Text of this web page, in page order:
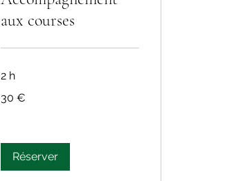
aux courses
2 h
euros
30 €
Réserver